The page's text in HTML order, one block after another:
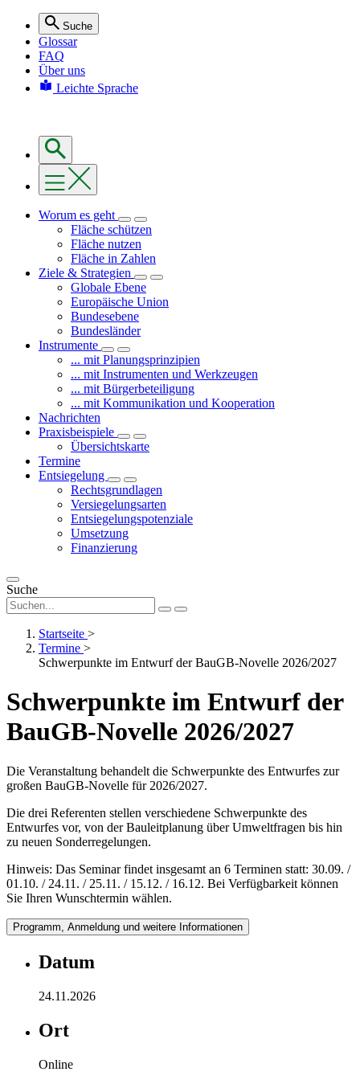
Suche
Glossar
FAQ
Über uns
Leichte Sprache
Worum es geht
Fläche schützen
Fläche nutzen
Fläche in Zahlen
Ziele & Strategien
Globale Ebene
Europäische Union
Bundesebene
Bundesländer
Instrumente
... mit Planungsprinzipien
... mit Instrumenten und Werkzeugen
... mit Bürgerbeteiligung
... mit Kommunikation und Kooperation
Nachrichten
Praxisbeispiele
Übersichtskarte
Termine
Entsiegelung
Rechtsgrundlagen
Versiegelungsarten
Entsiegelungspotenziale
Umsetzung
Finanzierung
Suche
Startseite >
Termine >
Schwerpunkte im Entwurf der BauGB-Novelle 2026/2027
Schwerpunkte im Entwurf der
BauGB-Novelle 2026/2027
Die Veranstaltung behandelt die Schwerpunkte des Entwurfes zur
großen BauGB-Novelle für 2026/2027.
Die drei Referenten stellen verschiedene Schwerpunkte des
Entwurfes vor, von der Bauleitplanung über Umweltfragen bis hin
zu neuen Sonderregelungen.
Hinweis: Das Seminar findet insgesamt an 6 Terminen statt: 30.09. /
01.10. / 24.11. / 25.11. / 15.12. / 16.12. Bei Verfügbarkeit können
Sie Ihren Wunschtermin wählen.
Programm, Anmeldung und weitere Informationen
Datum
24.11.2026
Ort
Online